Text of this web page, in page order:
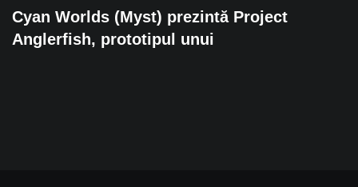
Cyan Worlds (Myst) prezintă Project
Anglerfish, prototipul unui